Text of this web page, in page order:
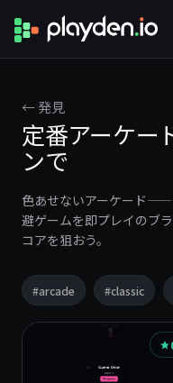
← 発見
定番アーケー
ンで
色あせないアーケード
避ゲームを即プレイのブ
コアを狙おう。
#arcade #classic
こ